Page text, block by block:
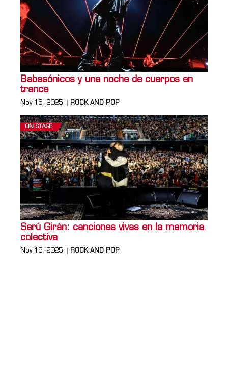
Babasónicos y una noche de cuerpos en
trance
Nov 15, 2025 ROCK AND POP
ON STAGE
Serú Girán: canciones vivas en la memoria
colectiva
Nov 15, 2025 ROCK AND POP